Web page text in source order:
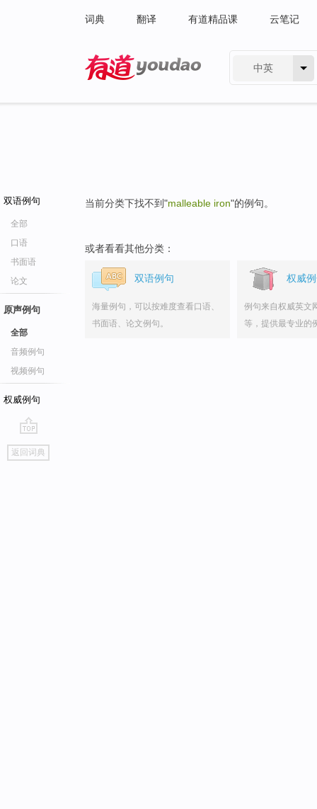
词典 翻译 有道精品课 云笔记
中英
双语例句
全部
口语
书面语
论文
原声例句
全部
音频例句
视频例句
权威例句
go
top
返回词典
当前分类下找不到"malleable iron"的例句。
或者看看其他分类：
双语例句
海量例句，可以按难度查看口语、
书面语、论文例句。
权威
例句来自权威英文
等，提供最专业的